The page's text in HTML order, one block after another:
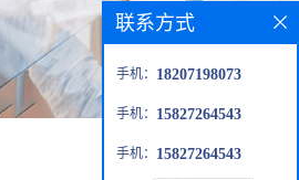
联系方式
手机： 18207198073
手机： 15827264543
手机： 15827264543